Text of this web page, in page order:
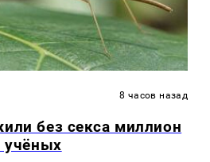
8 часов назад
без секса миллион
учёных